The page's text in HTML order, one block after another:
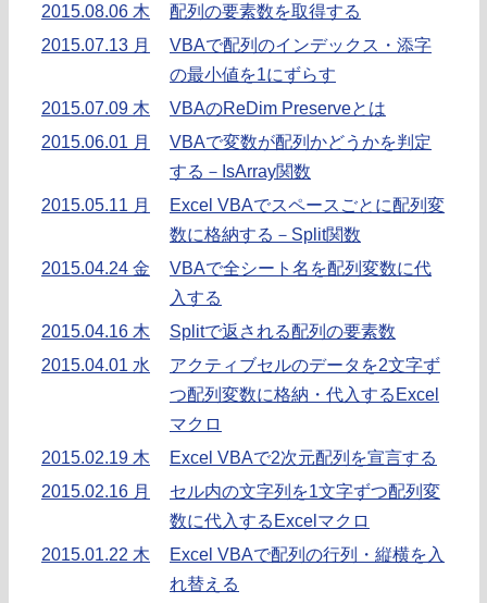
2015.08.06 木
配列の要素数を取得する
2015.07.13 月
VBAで配列のインデックス・添字
の最小値を1にずらす
2015.07.09 木
VBAのReDim Preserveとは
2015.06.01 月
VBAで変数が配列かどうかを判定
する－IsArray関数
2015.05.11 月
Excel VBAでスペースごとに配列変
数に格納する－Split関数
2015.04.24 金
VBAで全シート名を配列変数に代
入する
2015.04.16 木
Splitで返される配列の要素数
2015.04.01 水
アクティブセルのデータを2文字ず
つ配列変数に格納・代入するExcel
マクロ
2015.02.19 木
Excel VBAで2次元配列を宣言する
2015.02.16 月
セル内の文字列を1文字ずつ配列変
数に代入するExcelマクロ
2015.01.22 木
Excel VBAで配列の行列・縦横を入
れ替える